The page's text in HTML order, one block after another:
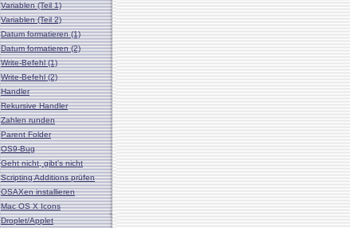
Variablen (Teil 1)
Variablen (Teil 2)
Datum formatieren (1)
Datum formatieren (2)
Write-Befehl (1)
Write-Befehl (2)
Handler
Rekursive Handler
Zahlen runden
Parent Folder
OS9-Bug
Geht nicht, gibt's nicht
Scripting Additions prüfen
OSAXen installieren
Mac OS X Icons
Droplet/Applet